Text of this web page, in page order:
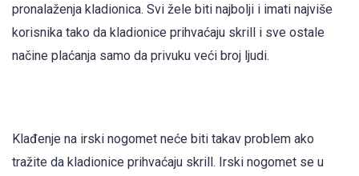
pronalaženja kladionica. Svi žele biti najbolji i imati najviše
korisnika tako da kladionice prihvaćaju skrill i sve ostale
načine plaćanja samo da privuku veći broj ljudi.
Klađenje na irski nogomet neće biti takav problem ako
tražite da kladionice prihvaćaju skrill. Irski nogomet se u